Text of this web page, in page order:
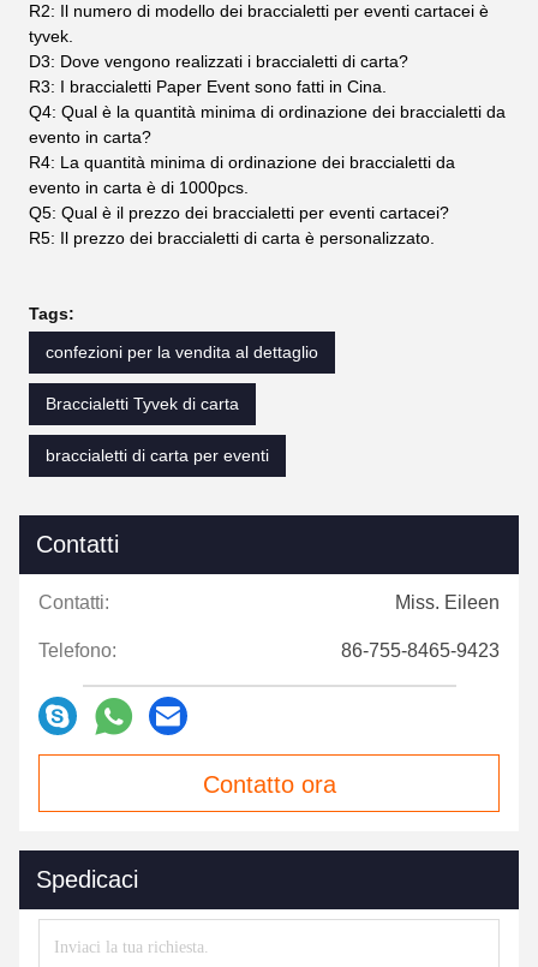
R2: Il numero di modello dei braccialetti per eventi cartacei è
tyvek.
D3: Dove vengono realizzati i braccialetti di carta?
R3: I braccialetti Paper Event sono fatti in Cina.
Q4: Qual è la quantità minima di ordinazione dei braccialetti da
evento in carta?
R4: La quantità minima di ordinazione dei braccialetti da
evento in carta è di 1000pcs.
Q5: Qual è il prezzo dei braccialetti per eventi cartacei?
R5: Il prezzo dei braccialetti di carta è personalizzato.
Tags:
confezioni per la vendita al dettaglio
Braccialetti Tyvek di carta
braccialetti di carta per eventi
Contatti
Contatti: Miss. Eileen
Telefono: 86-755-8465-9423
Contatto ora
Spedicaci